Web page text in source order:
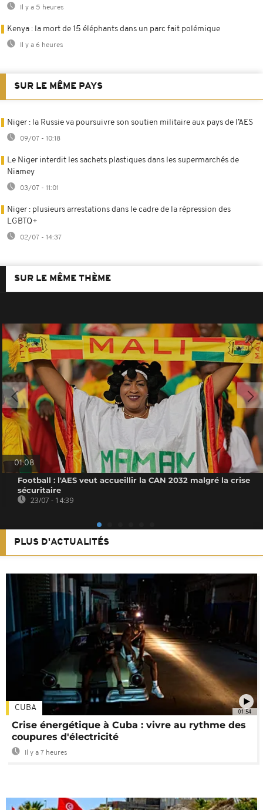
Il y a 5 heures
Kenya : la mort de 15 éléphants dans un parc fait polémique
Il y a 6 heures
SUR LE MÊME PAYS
Niger : la Russie va poursuivre son soutien militaire aux pays de l’AES
09/07 - 10:18
Le Niger interdit les sachets plastiques dans les supermarchés de
Niamey
03/07 - 11:01
Niger : plusieurs arrestations dans le cadre de la répression des
LGBTQ+
02/07 - 14:37
SUR LE MÊME THÈME
01:08
Football : l'AES veut accueillir la CAN 2032 malgré la crise
sécuritaire
23/07 - 14:39
PLUS D'ACTUALITÉS
01:54
CUBA
Crise énergétique à Cuba : vivre au rythme des
coupures d'électricité
Il y a 7 heures